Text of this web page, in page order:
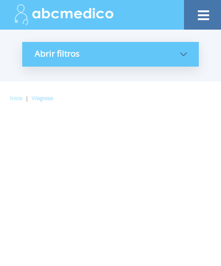
Abrir filtros
Inicio | Vilagrassa